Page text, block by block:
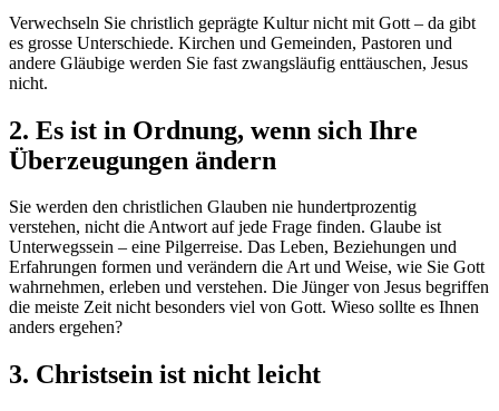
Verwechseln Sie christlich geprägte Kultur nicht mit Gott – da gibt
es grosse Unterschiede. Kirchen und Gemeinden, Pastoren und
andere Gläubige werden Sie fast zwangsläufig enttäuschen, Jesus
nicht.
2. Es ist in Ordnung, wenn sich Ihre
Überzeugungen ändern
Sie werden den christlichen Glauben nie hundertprozentig
verstehen, nicht die Antwort auf jede Frage finden. Glaube ist
Unterwegssein – eine Pilgerreise. Das Leben, Beziehungen und
Erfahrungen formen und verändern die Art und Weise, wie Sie Gott
wahrnehmen, erleben und verstehen. Die Jünger von Jesus begriffen
die meiste Zeit nicht besonders viel von Gott. Wieso sollte es Ihnen
anders ergehen?
3. Christsein ist nicht leicht